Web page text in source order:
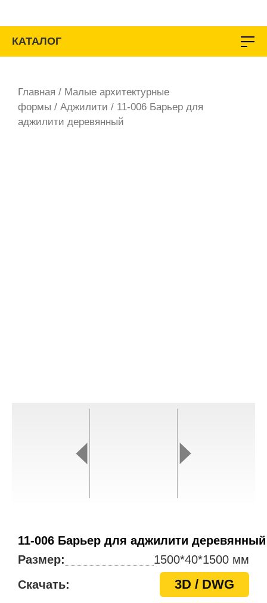
содержимому
КАТАЛОГ
Главная / Малые архитектурные
формы / Аджилити / 11-006 Барьер для
аджилити деревянный
11-006 Барьер для аджилити деревянный
Размер:
1500*40*1500 мм
Скачать:
3D / DWG